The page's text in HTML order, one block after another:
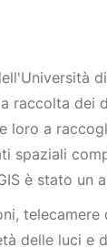
raccolta dei
loro a
è stato un
delle luci e